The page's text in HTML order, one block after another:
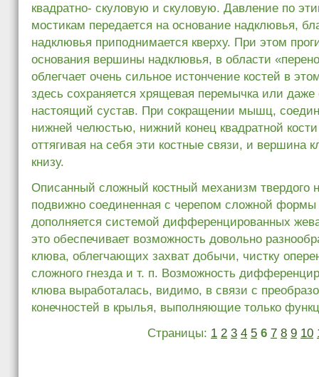
квадратно- скуловую и скуловую. Давление по
мостикам передается на основание надклювья,
надклювья приподнимается кверху. При этом
основания вершины надклювья, в области
облегчает очень сильное истончение костей в
здесь сохраняется хрящевая перемычка или даже
настоящий сустав. При сокращении мышц,
нижней челюстью, нижний конец квадратной кости
оттягивая на себя эти костные связи, и вершина
книзу.
Описанный сложный костный механизм твердого
подвижно соединенная с черепом сложной формы
дополняется системой дифференцированных
это обеспечивает возможность довольно
клюва, облегчающих захват добычи, чистку
сложного гнезда и т. п. Возможность
клюва выработалась, видимо, в связи с
конечностей в крылья, выполняющие только
Страницы: 1 2 3 4 5 6 7 8 9 10